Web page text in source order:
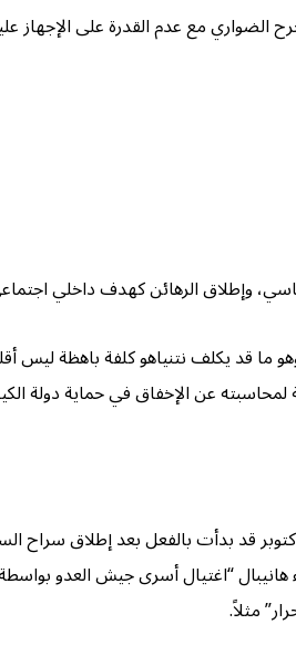
الضواري مع عدم القدرة على الإجهاز
وإطلاق الرهائن كهدف داخلي
ما قد يكلف نتنياهو كلفة باهظة ليس
إرهابيين خطرين، قد يمثل إطلاق بعضهم تكراراً لتجربة السنوار والعاروري وغيرهما، وقد صرح بعض قادة العدو أن
هانيبال “اغتيال أسرى جيش العدو
مثلاً.